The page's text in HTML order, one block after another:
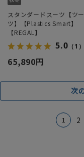
スタンダードスーツ【ツ
ツ】【Plastics Smart】
【REGAL】
5.0 （1）
65,890円
次
1 2